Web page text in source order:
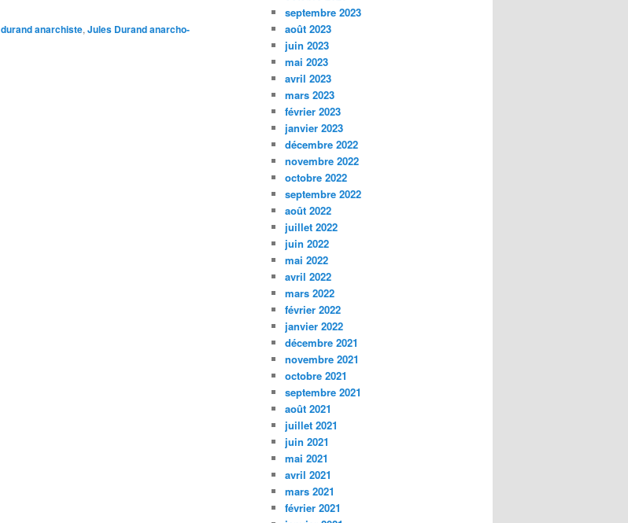
durand anarchiste, Jules Durand anarcho-
septembre 2023
août 2023
juin 2023
mai 2023
avril 2023
mars 2023
février 2023
janvier 2023
décembre 2022
novembre 2022
octobre 2022
septembre 2022
août 2022
juillet 2022
juin 2022
mai 2022
avril 2022
mars 2022
février 2022
janvier 2022
décembre 2021
novembre 2021
octobre 2021
septembre 2021
août 2021
juillet 2021
juin 2021
mai 2021
avril 2021
mars 2021
février 2021